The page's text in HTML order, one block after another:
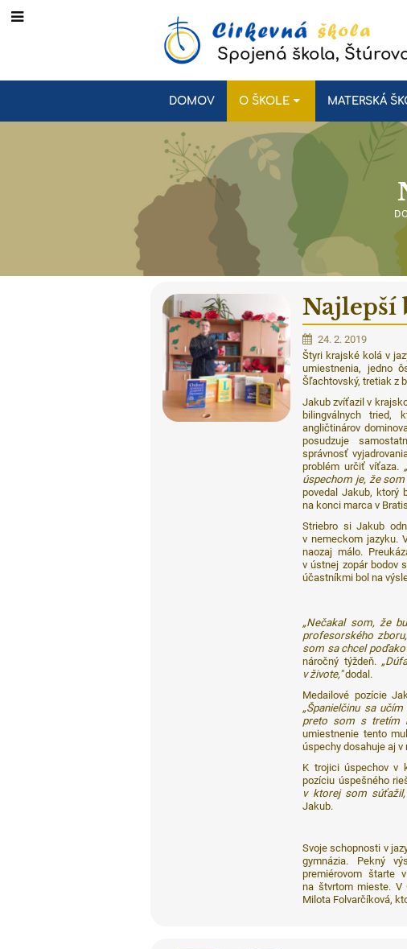
Spojená škola,
DOMOV O ŠKOLE MATERSKÁ
Najlepší
24. 2. 2019
Štyri krajské kolá v
umiestnenia, jedno
Šľachtovský, tretiak z
Jakub zvíťazil v
bilingválnych tried,
angličtinárov
posudzuje
správnosť
problém určiť víťaza.
úspechom je, že
povedal Jakub, ktorý
na konci marca v
Striebro si Jakub
v nemeckom jazyku.
naozaj málo.
v ústnej zopár bodov
účastníkmi bol na
„Nečakal som, že
profesorského
som sa chcel
náročný týždeň.
v živote,"dodal.
Medailové pozície
„Španielčinu sa
preto som s tretím
umiestnenie tento
úspechy dosahuje aj
K trojici úspechov v
pozíciu úspešného
v ktorej som
Jakub.
Svoje schopnosti v
gymnázia. Pekný
premiérovom štarte
na štvrtom mieste. V
Milota Folvarčíková,